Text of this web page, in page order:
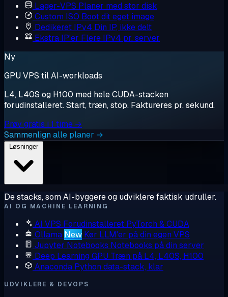
Lager-VPS Planer med stor disk
Custom ISO Boot dit eget image
Dedikeret IPv4 Din IP, ikke delt
Ekstra IP'er Flere IPv4 pr. server
Ny
GPU VPS til AI-workloads
L4, L40S og H100 med hele CUDA-stacken
forudinstalleret. Start, træn, stop. Faktureres pr. sekund.
Prøv gratis i 1 time →
Sammenlign alle planer →
Løsninger
De stacks, som AI-byggere og udviklere faktisk udruller.
AI OG MACHINE LEARNING
AI VPS Forudinstalleret PyTorch & CUDA
Ollama New Kør LLM'er på din egen VPS
Jupyter Notebooks Notebooks på din server
Deep Learning GPU Træn på L4, L40S, H100
Anaconda Python data-stack, klar
UDVIKLERE & DEVOPS